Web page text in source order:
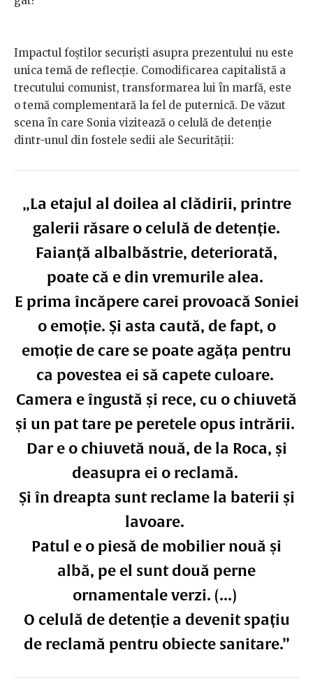
Impactul foștilor securiști asupra prezentului nu este
unica temă de reflecție. Comodificarea capitalistă a
trecutului comunist, transformarea lui în marfă, este
o temă complementară la fel de puternică. De văzut
scena în care Sonia vizitează o celulă de detenție
dintr-unul din fostele sedii ale Securității:
„La etajul al doilea al clădirii, printre
galerii răsare o celulă de detenție.
Faianță alb­albăstrie, deteriorată,
poate că e din vremurile alea.
E prima încăpere care­i provoacă Soniei
o emoție. Și asta caută, de fapt, o
emoție de care se poate agăța pentru
ca povestea ei să capete culoare.
Camera e îngustă și rece, cu o chiuvetă
și un pat tare pe peretele opus intrării.
Dar e o chiuvetă nouă, de la Roca, și
deasupra ei o reclamă.
Și în dreapta sunt reclame la baterii și
lavoare.
Patul e o piesă de mobilier nouă și
albă, pe el sunt două perne
ornamentale verzi. (...)
O celulă de detenție a devenit spațiu
de reclamă pentru obiecte sanitare.”